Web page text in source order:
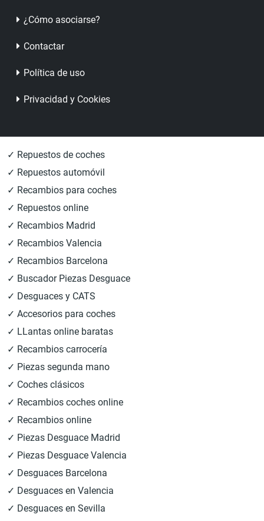
¿Cómo asociarse?
Contactar
Política de uso
Privacidad y Cookies
✓ Repuestos de coches
✓ Repuestos automóvil
✓ Recambios para coches
✓ Repuestos online
✓ Recambios Madrid
✓ Recambios Valencia
✓ Recambios Barcelona
✓ Buscador Piezas Desguace
✓ Desguaces y CATS
✓ Accesorios para coches
✓ LLantas online baratas
✓ Recambios carrocería
✓ Piezas segunda mano
✓ Coches clásicos
✓ Recambios coches online
✓ Recambios online
✓ Piezas Desguace Madrid
✓ Piezas Desguace Valencia
✓ Desguaces Barcelona
✓ Desguaces en Valencia
✓ Desguaces en Sevilla